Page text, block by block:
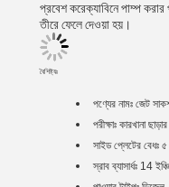
প্রবেশ করেক্যাবিনে পাম্প
তীরে ফেলে দেওয়া হয়।
বৈশিষ্ট্যঃ
পণ্যের নামঃ জেট
পরীক্ষাঃ কারখানা
সাইড প্লেটের বেধঃ ৫
স্রাব ব্যাসার্ধঃ 14 ইঞ্চি